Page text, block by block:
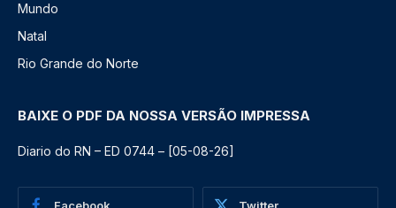
Mundo
Natal
Rio Grande do Norte
BAIXE O PDF DA NOSSA VERSÃO IMPRESSA
Diario do RN – ED 0744 – [05-08-26]